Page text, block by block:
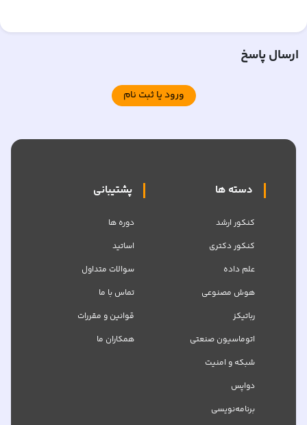
ارسال پاسخ
ورود یا ثبت نام
دسته ها
کنکور ارشد
کنکور دکتری
علم داده
هوش مصنوعی
رباتیکز
اتوماسیون صنعتی
شبکه‌ و امنیت
دواپس
برنامه‌نویسی
پشتیبانی
دوره ها
اساتید
سوالات متداول
تماس با ما
قوانین و مقررات
همکاران ما